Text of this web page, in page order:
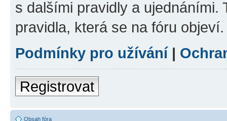
s dalšími pravidly a ujednáními.
pravidla, která se na fóru objeví.
Podmínky pro užívání |
Registrovat
Obsah fóra